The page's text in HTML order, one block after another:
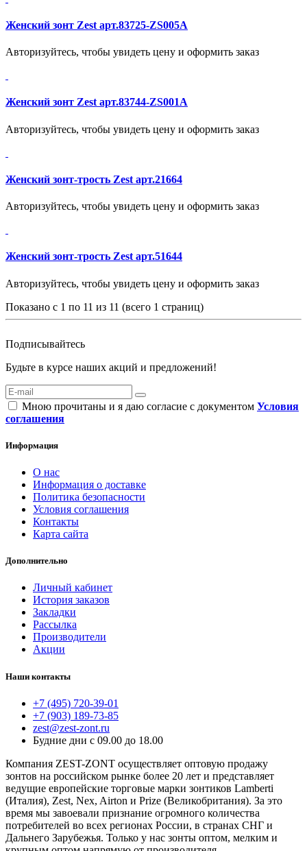
Женский зонт Zest арт.83725-ZS005A
Авторизуйтесь, чтобы увидеть цену и оформить заказ
Женский зонт Zest арт.83744-ZS001A
Авторизуйтесь, чтобы увидеть цену и оформить заказ
Женский зонт-трость Zest арт.21664
Авторизуйтесь, чтобы увидеть цену и оформить заказ
Женский зонт-трость Zest арт.51644
Авторизуйтесь, чтобы увидеть цену и оформить заказ
Показано с 1 по 11 из 11 (всего 1 страниц)
Подписывайтесь
Будьте в курсе наших акций и предложений!
Мною прочитаны и я даю согласие с документом Условия
соглашения
Информация
О нас
Информация о доставке
Политика безопасности
Условия соглашения
Контакты
Карта сайта
Дополнительно
Личный кабинет
История заказов
Закладки
Рассылка
Производители
Акции
Наши контакты
+7 (495) 720-39-01
+7 (903) 189-73-85
zest@zest-zont.ru
Будние дни с 09.00 до 18.00
Компания ZEST-ZONT осуществляет оптовую продажу
зонтов на российском рынке более 20 лет и представляет
ведущие европейские торговые марки зонтиков Lamberti
(Италия), Zest, Nex, Airton и Prize (Великобритания). За это
время мы завоевали признание огромного количества
потребителей во всех регионах России, в странах СНГ и
Дальнего Зарубежья. Только у нас зонты оптом, мелким и